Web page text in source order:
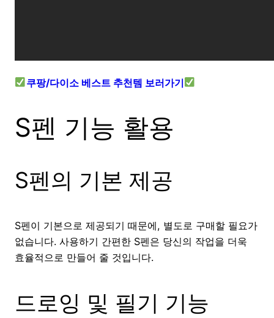
쿠팡/다이소 베스트 추천템 보러가기
S펜 기능 활용
S펜의 기본 제공
S펜이 기본으로 제공되기 때문에, 별도로 구매할 필요가
없습니다. 사용하기 간편한 S펜은 당신의 작업을 더욱
효율적으로 만들어 줄 것입니다.
드로잉 및 필기 기능